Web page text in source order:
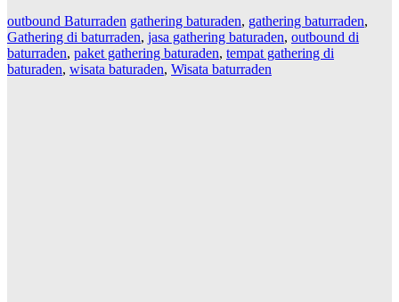
outbound Baturraden gathering baturaden, gathering baturraden,
Gathering di baturraden, jasa gathering baturaden, outbound di
baturraden, paket gathering baturaden, tempat gathering di
baturaden, wisata baturaden, Wisata baturraden